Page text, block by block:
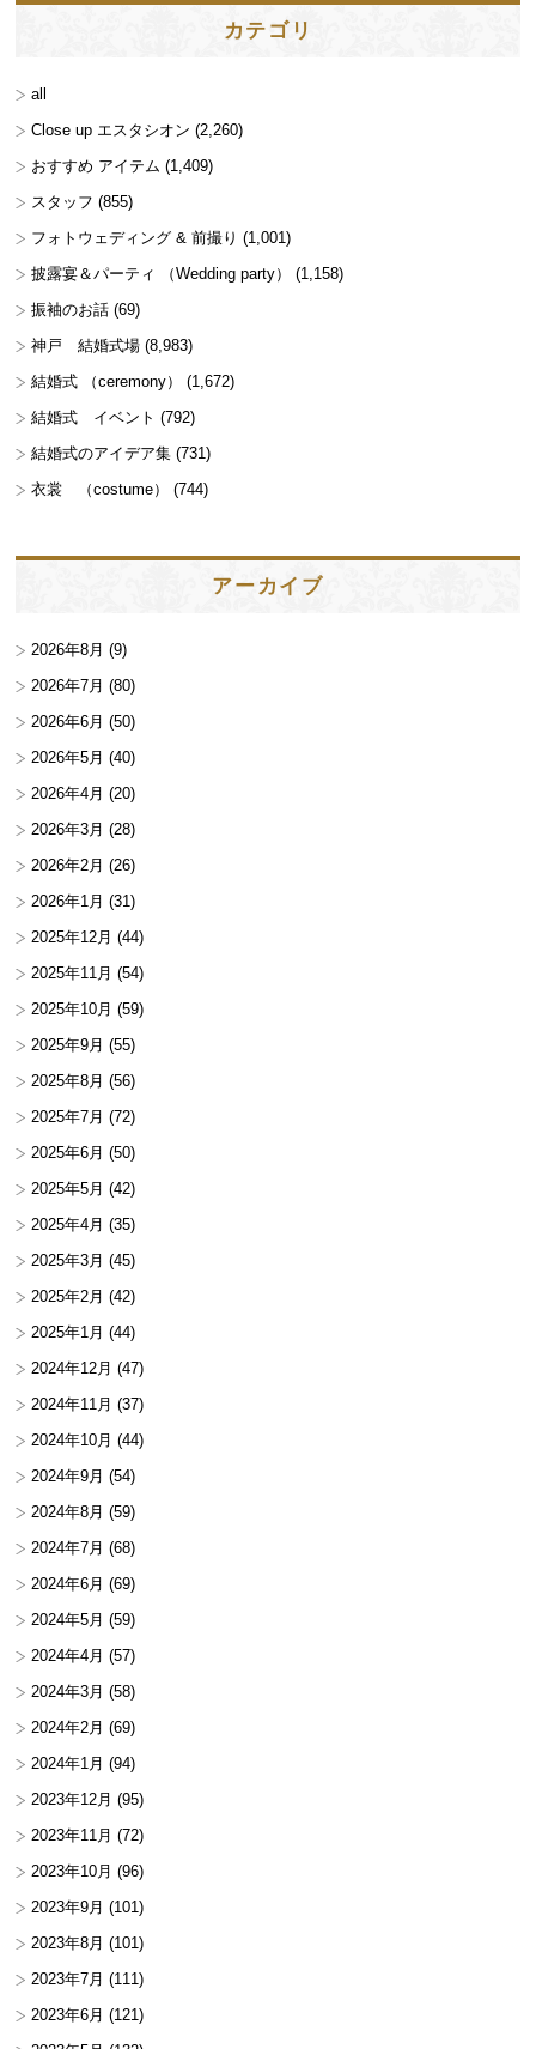
カテゴリ
all
Close up エスタシオン (2,260)
おすすめ アイテム (1,409)
スタッフ (855)
フォトウェディング & 前撮り (1,001)
披露宴＆パーティ （Wedding party）
(1,158)
振袖のお話 (69)
神戸 結婚式場 (8,983)
結婚式 （ceremony）
(1,672)
結婚式 イベント (792)
結婚式のアイデア集 (731)
衣裳 （costume）
(744)
アーカイブ
2026年8月 (9)
2026年7月 (80)
2026年6月 (50)
2026年5月 (40)
2026年4月 (20)
2026年3月 (28)
2026年2月 (26)
2026年1月 (31)
2025年12月 (44)
2025年11月 (54)
2025年10月 (59)
2025年9月 (55)
2025年8月 (56)
2025年7月 (72)
2025年6月 (50)
2025年5月 (42)
2025年4月 (35)
2025年3月 (45)
2025年2月 (42)
2025年1月 (44)
2024年12月 (47)
2024年11月 (37)
2024年10月 (44)
2024年9月 (54)
2024年8月 (59)
2024年7月 (68)
2024年6月 (69)
2024年5月 (59)
2024年4月 (57)
2024年3月 (58)
2024年2月 (69)
2024年1月 (94)
2023年12月 (95)
2023年11月 (72)
2023年10月 (96)
2023年9月 (101)
2023年8月 (101)
2023年7月 (111)
2023年6月 (121)